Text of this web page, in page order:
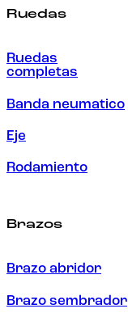
Ruedas
Ruedas
completas
Banda neumatico
Eje
Rodamiento
Brazos
Brazo abridor
Brazo sembrador